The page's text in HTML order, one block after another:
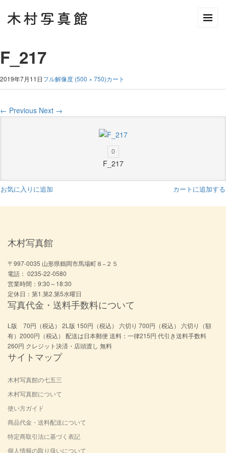
F_217
2019年7月11日フル解像度 (500 × 750)カート
← Previous Next →
0
F_217
お気に入りに追加 カートに追加する
木村写真館
〒997-0035 山形県鶴岡市馬場町８−２５
電話： 0235-22-0580
営業時間：9:30～18:30
定休日：第1.第2.第5水曜日
写真代金・送料手数料について
L版 70円（税込） 2L版 150円（税込） 六切り 700円（税込） 六切り（額
有）2000円（税込） 配送は日本郵便 送料：一律215円 代引き送料手数料
260円 クレジット決済・店頭渡し 無料
サイトマップ
木村写真館の七五三
木村写真館について
使い方ガイド
商品代金・送料配送について
特定商取引法に基づく表記
個人情報の取り扱いについて